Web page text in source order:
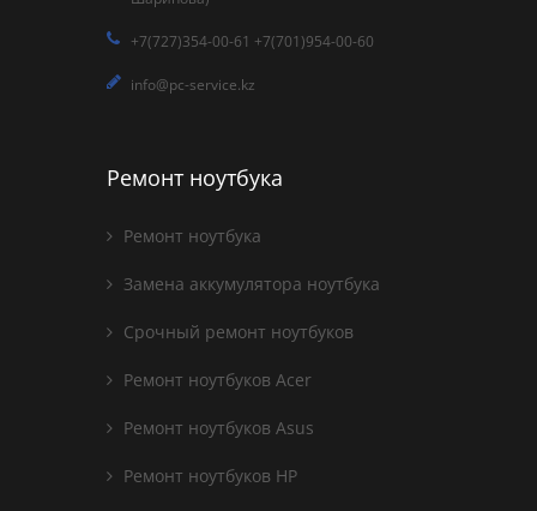
+7(727)354-00-61 +7(701)954-00-60
info@pc-service.kz
Ремонт ноутбука
Ремонт ноутбука
Замена аккумулятора ноутбука
Срочный ремонт ноутбуков
Ремонт ноутбуков Acer
Ремонт ноутбуков Asus
Ремонт ноутбуков HP